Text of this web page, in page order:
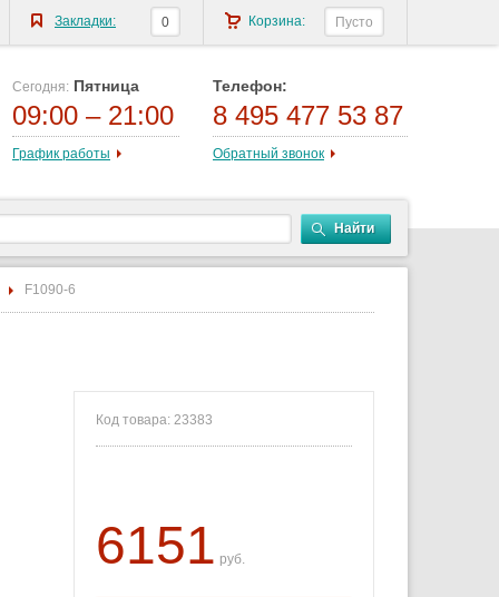
Сегодня: Пятница
09:00 – 21:00
График работы
Телефон:
8 495 477 53 87
Обратный звонок
Найти
F1090-6
Код товара: 23383
6151 руб.
Корзина: Пусто
Закладки: 0